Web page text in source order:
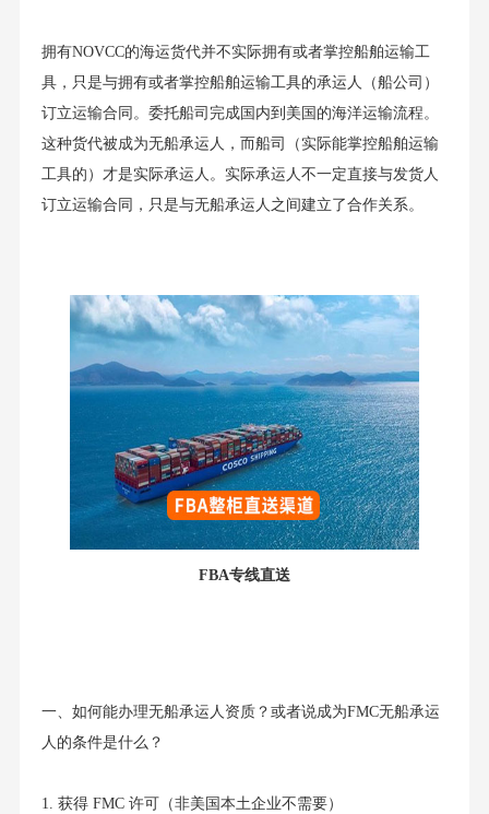
拥有NOVCC的海运货代并不实际拥有或者掌控船舶运输工
具，只是与拥有或者掌控船舶运输工具的承运人（船公司）
订立运输合同。委托船司完成国内到美国的海洋运输流程。
这种货代被成为无船承运人，而船司（实际能掌控船舶运输
工具的）才是实际承运人。实际承运人不一定直接与发货人
订立运输合同，只是与无船承运人之间建立了合作关系。
FBA专线直送
一、如何能办理无船承运人资质？或者说成为FMC无船承运
人的条件是什么？
1. 获得 FMC 许可（非美国本土企业不需要）